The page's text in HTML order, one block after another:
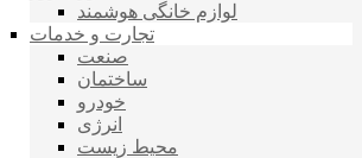
لوازم خانگی هوشمند
تجارت و خدمات
صنعت
ساختمان
خودرو
انرژی
محیط زیست